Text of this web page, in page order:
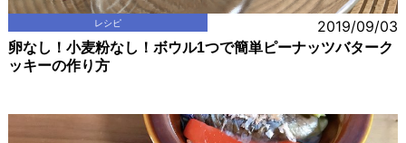
レシピ 2019/09/03
卵なし！小麦粉なし！ボウル1つで簡単ピーナッツバターク
ッキーの作り方